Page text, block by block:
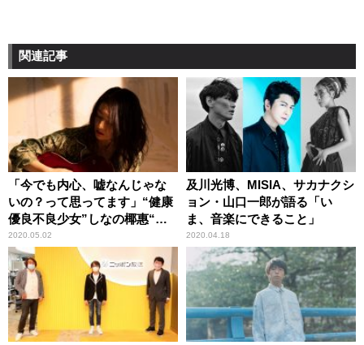
関連記事
「今でも内心、嘘なんじゃな
いの？って思ってます」“健康
優良不良少女”しなの椰惠“オ
ールナイトニッポン”初登場！
2020.05.02
及川光博、MISIA、サカナクシ
ョン・山口一郎が語る「い
ま、音楽にできること」
2020.04.18